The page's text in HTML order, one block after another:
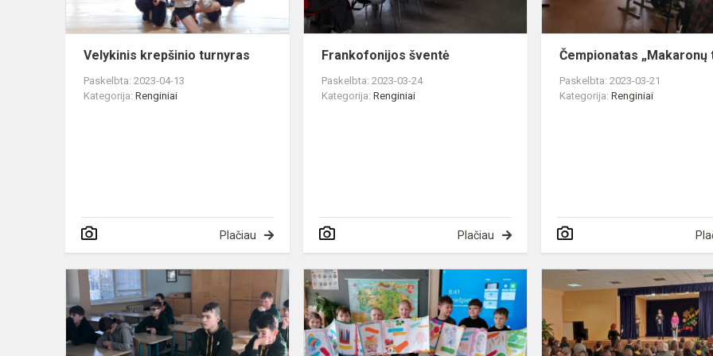
Velykinis krepšinio turnyras
Paskelbta: 2023-04-13
Kategorija: Renginiai
Plačiau
Frankofonijos šventė
Paskelbta: 2023-03-24
Kategorija:Renginiai
Plačiau
Čempionatas „Makaronų
Paskelbta: 2023-03-21
Kategorija:Renginiai
Matematinės
varžytuvės
akademiko
Vytauto
popietė